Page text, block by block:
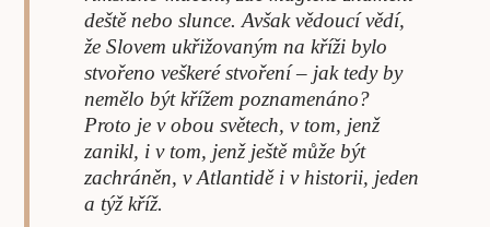
deště nebo slunce. Avšak vědoucí vědí,
že Slovem ukřižovaným na kříži bylo
stvořeno veškeré stvoření – jak tedy by
nemělo být křížem poznamenáno?
Proto je v obou světech, v tom, jenž
zanikl, i v tom, jenž ještě může být
zachráněn, v Atlantidě i v historii, jeden
a týž kříž.